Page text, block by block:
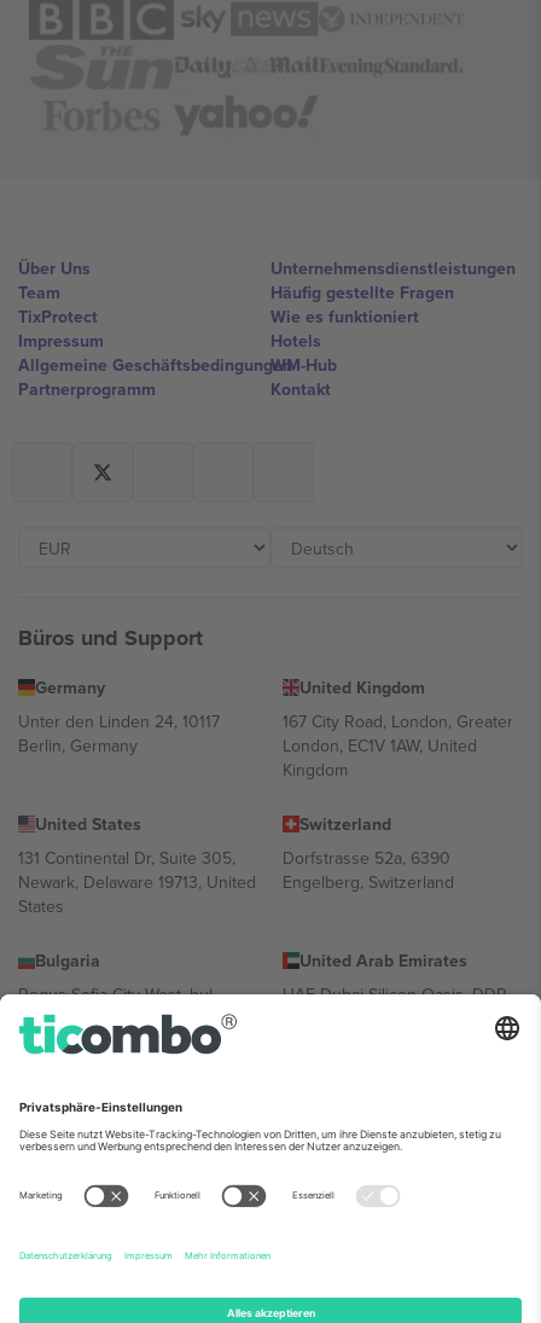
Über Uns
Team
TixProtect
Impressum
Allgemeine Geschäftsbedingungen
Partnerprogramm
Unternehmensdienstleistungen
Häufig gestellte Fragen
Wie es funktioniert
Hotels
WM-Hub
Kontakt
Büros und Support
Germany
Unter den Linden 24, 10117
Berlin, Germany
United Kingdom
167 City Road, London, Greater
London, EC1V 1AW, United
Kingdom
United States
131 Continental Dr, Suite 305,
Newark, Delaware 19713, United
States
Switzerland
Dorfstrasse 52a, 6390
Engelberg, Switzerland
Bulgaria
Regus Sofia City West, bul
Totleben 53-55, 1606 Sofia,
Bulgaria
United Arab Emirates
UAE Dubai Silicon Oasis, DDP
Building A1, Office 302, Dubai,
Mexico
Av Chapultepec 360, Roma
Norte, Cuauhtémoc, 06700
Ciudad de México, CDMX,
Mexico
Die juristische Person des Plattformanbieters kann je nach
Informationen finden Sie auf der jeweiligen Veranstaltungsseite, im